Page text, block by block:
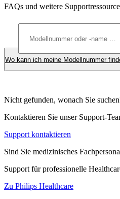
FAQs und weitere
Wo kann ich meine Modellnummer
Nicht gefunden, wonach Sie
Kontaktieren Sie unser Support-
Support kontaktieren
Sind Sie medizinisches
Support für professionelle
Zu Philips Healthcare